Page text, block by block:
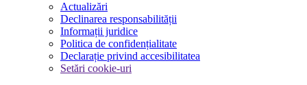
Actualizări
Declinarea responsabilității
Informații juridice
Politica de confidențialitate
Declarație privind accesibilitatea
Setări cookie-uri